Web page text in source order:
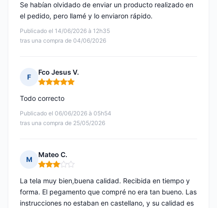
Publicado el 14/06/2026 à 12h35
tras una compra de 04/06/2026
Se habían olvidado de enviar un producto realizado en
el pedido, pero llamé y lo enviaron rápido.
F
Fco Jesus V.
Nota: 5 de 5
Publicado el 06/06/2026 à 05h54
tras una compra de 25/05/2026
Todo correcto
M
Mateo C.
Nota: 3 de 5
La tela muy bien,buena calidad. Recibida en tiempo y
forma. El pegamento que compré no era tan bueno. Las
instrucciones no estaban en castellano, y su calidad es